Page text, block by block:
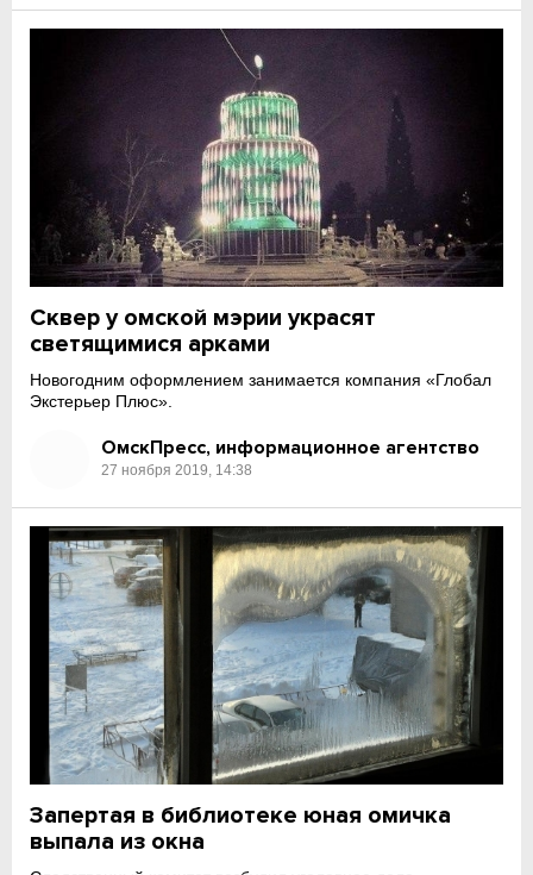
Сквер у омской мэрии украсят
светящимися арками
Новогодним оформлением занимается компания «Глобал
Экстерьер Плюс».
ОмскПресс, информационное агентство
27 ноября 2019, 14:38
Запертая в библиотеке юная омичка
выпала из окна